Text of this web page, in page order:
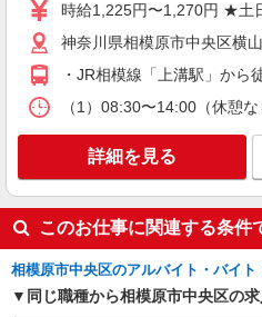
キープ
アルバイト パート
ケンタッキーフライドチキン 相模
カウンター・
時＞平日（月
時給1260円
神奈川県相模
キープ
アルバイト パート
時給1,225円〜1,270円 ★土
神奈川県相模原市中央区横
・JR相模線「上溝駅」か
（1）08:30〜14:00（休憩
詳細を見る
このお仕事に関連する条件
相模原市中央区のアルバイト・バイ
同じ職種から相模原市中央区の